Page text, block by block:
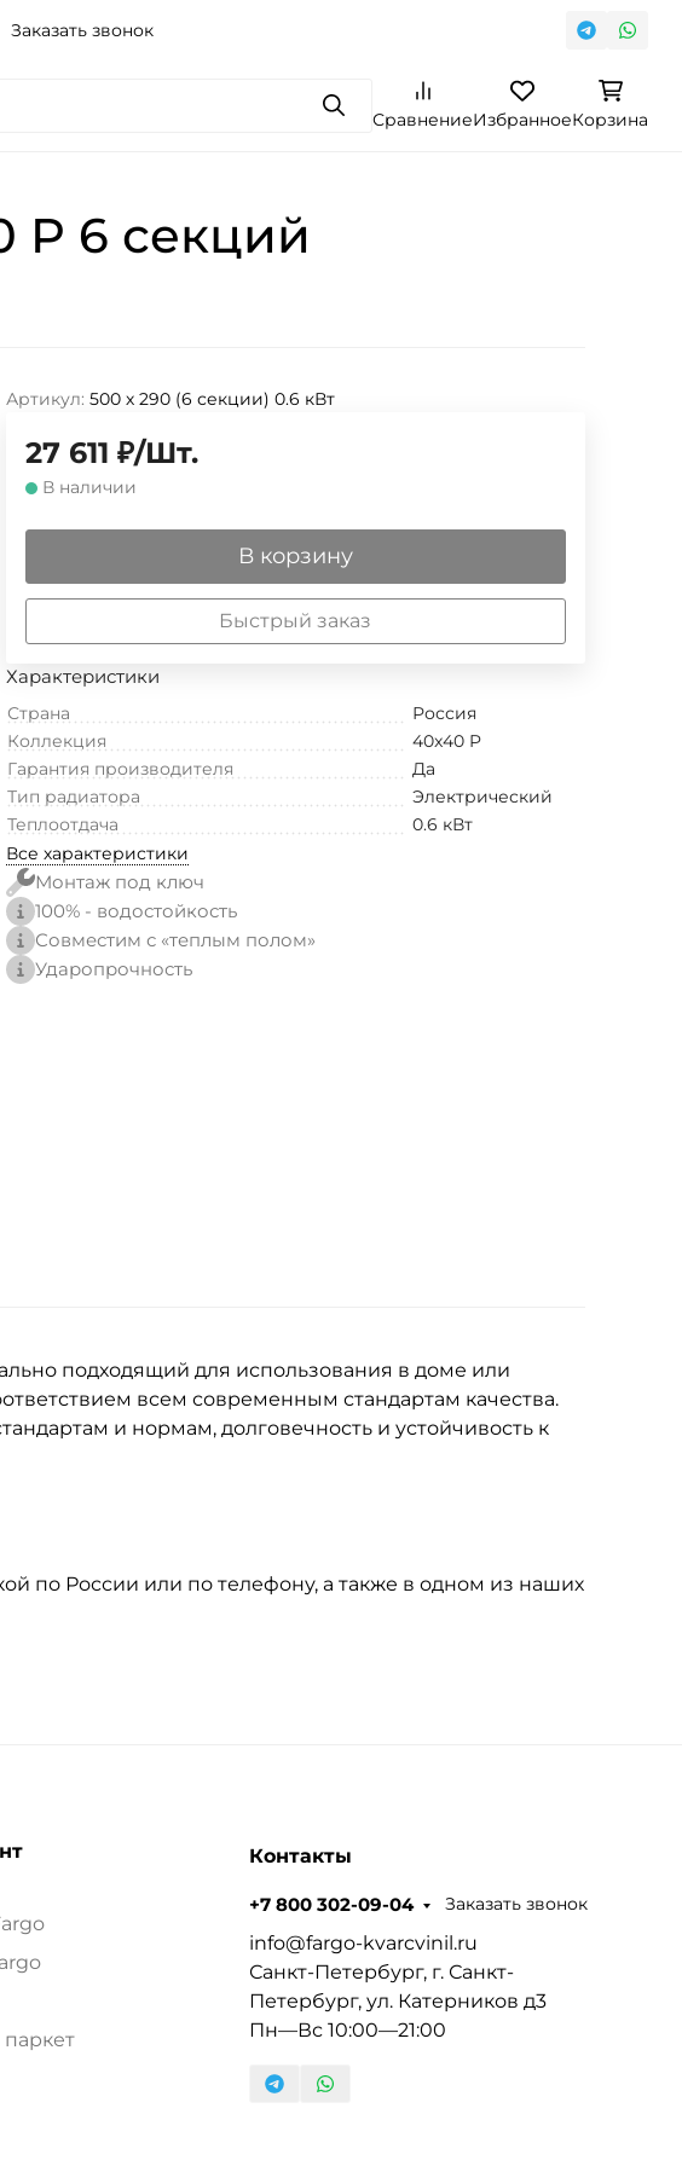
Заказать звонок
ПоискСравнениеИзбранноеКорзина
P 6 секций
Артикул: 500 х 290 (6 секции) 0.6 кВт
27 611 ₽/Шт.
В наличии
В корзину
Быстрый заказ
Характеристики
Страна
Россия
Коллекция
40x40 P
Гарантия производителя
Да
Тип радиатора
Электрический
Теплоотдача
0.6 кВт
Все характеристики
Монтаж под ключ
100% - водостойкость
Совместим с «теплым полом»
Ударопрочность
подходящий для использования в доме или
всем современным стандартам качества.
и нормам, долговечность и устойчивость к
по России или по телефону, а также в одном из наших
Контакты
+7 800 302-09-04 Заказать звонок
info@fargo-kvarcvinil.ru
Санкт-Петербург, г. Санкт-
Петербург, ул. Катерников д3
Пн—Вс 10:00—21:00